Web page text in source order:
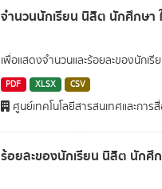
จำนวนนักเรียน นิสิต นักศึกษา ใ
เพื่อแสดงจำนวนและร้อยละของนักเ
PDF XLSX CSV
ศูนย์เทคโนโลยีสารสนเทศและการ
ร้อยละของนักเรียน นิสิต นักศึก